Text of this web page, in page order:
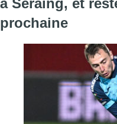
prochaine